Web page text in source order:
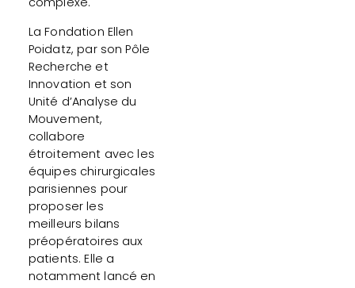
La Fondation Ellen
Poidatz, par son Pôle
Recherche et
Innovation et son
Unité d’Analyse du
Mouvement,
collabore
étroitement avec les
équipes chirurgicales
parisiennes pour
proposer les
meilleurs bilans
préopératoires aux
patients. Elle a
notamment lancé en